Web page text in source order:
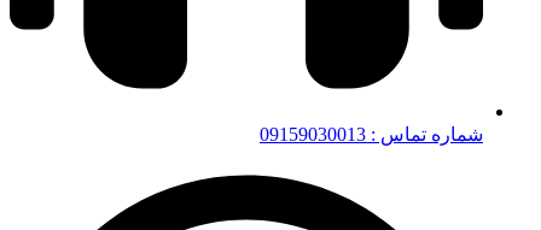
شماره تماس : 09159030013